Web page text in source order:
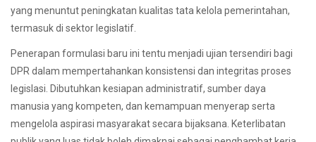
yang menuntut peningkatan kualitas tata kelola pemerintahan,
termasuk di sektor legislatif.
Penerapan formulasi baru ini tentu menjadi ujian tersendiri bagi
DPR dalam mempertahankan konsistensi dan integritas proses
legislasi. Dibutuhkan kesiapan administratif, sumber daya
manusia yang kompeten, dan kemampuan menyerap serta
mengelola aspirasi masyarakat secara bijaksana. Keterlibatan